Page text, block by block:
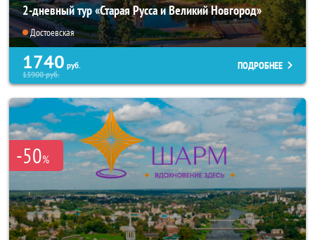
2-дневный тур «Старая Русса и Великий Новгород»
Достоевская
1740 руб.
13900руб.
ПОДРОБНЕЕ
-50%